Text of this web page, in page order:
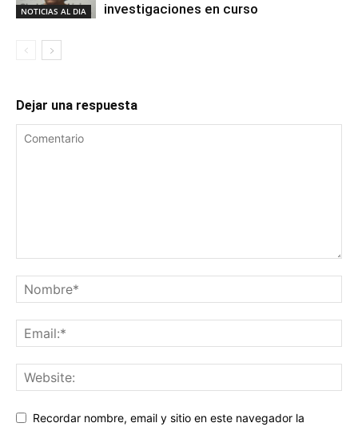
NOTICIAS AL DIA investigaciones en curso
Dejar una respuesta
Recordar nombre, email y sitio en este navegador la